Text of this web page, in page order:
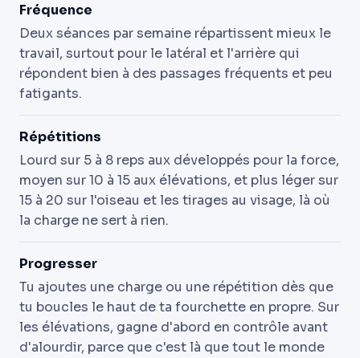
Fréquence
Deux séances par semaine répartissent mieux le
travail, surtout pour le latéral et l'arrière qui
répondent bien à des passages fréquents et peu
fatigants.
Répétitions
Lourd sur 5 à 8 reps aux développés pour la force,
moyen sur 10 à 15 aux élévations, et plus léger sur
15 à 20 sur l'oiseau et les tirages au visage, là où
la charge ne sert à rien.
Progresser
Tu ajoutes une charge ou une répétition dès que
tu boucles le haut de ta fourchette en propre. Sur
les élévations, gagne d'abord en contrôle avant
d'alourdir, parce que c'est là que tout le monde